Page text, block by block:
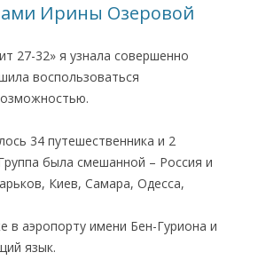
Ирины Озеровой
27-32» я узнала совершенно
воспользоваться
34 путешественника и 2
была смешанной – Россия и
Киев, Самара, Одесса,
в аэропорту имени Бен-Гуриона и
язык.